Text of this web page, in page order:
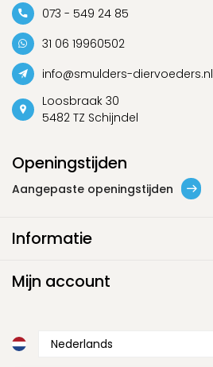
073 - 549 24 85
31 06 19960502
info@smulders-diervoeders.nl
Loosbraak 30
5482 TZ Schijndel
Openingstijden
Aangepaste openingstijden
Informatie
Mijn account